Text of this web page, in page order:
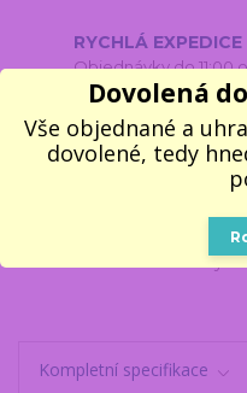
RYCHLÁ EXPEDICE
Objednávky do 11:00
100% VLASTNÍ
Všechno, co vidíte,
5000 VÝDEJNÍCH
Do 1–2 pracovních
🎁 14 LET NA TRHU
V dárcích se fakt
Kompletní specifikace
Dovolená
Vše objednané a
dovolené, tedy